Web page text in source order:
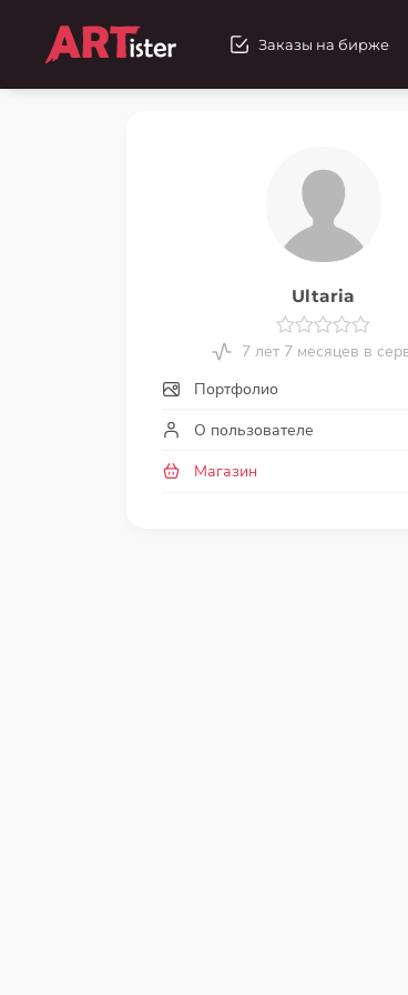
Заказы на бирже
Ultaria
7 лет 7 месяцев в
Портфолио
О пользователе
Магазин